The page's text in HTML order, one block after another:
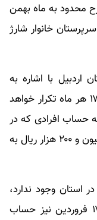
محدود به ماه بهمن
خانوار شارژ
اردبیل با اشاره به
اینکه طرح سه ماهه است و شارژ اعتبار ۱۷ هر ماه تکرار خواهد
حساب افرادی که در
دهک‌های یک تا هفت قرار داشتند، ۲ میلیون و ۲۰۰ هزار ریال به
استان وجود ندارد،
اضافه کرد: بر این اساس ۱۷ اسفند و ۱۷ فروردین نیز حساب